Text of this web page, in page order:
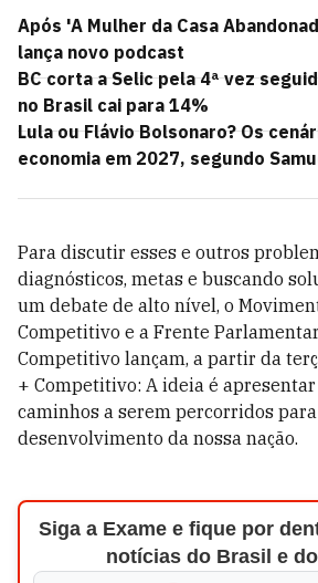
Após 'A Mulher da Casa
lança novo podcast
BC corta a Selic pela 4ª vez
no Brasil cai para 14%
Lula ou Flávio Bolsonaro? Os
economia em 2027, segundo
Para discutir esses e outros
diagnósticos, metas e buscando
um debate de alto nível, o
Competitivo e a Frente
Competitivo lançam, a partir da
+ Competitivo: A ideia é apresentar
caminhos a serem percorridos
desenvolvimento da nossa nação.
Siga a Exame e fique por
notícias do Brasil e